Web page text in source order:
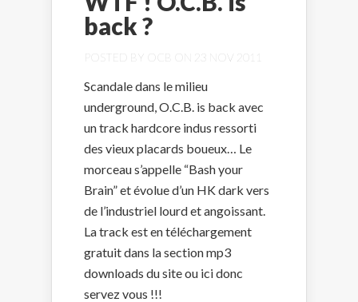
back ?
POSTED BY OCB ON 23 NOV 2011
Scandale dans le milieu
underground, O.C.B. is back avec
un track hardcore indus ressorti
des vieux placards boueux… Le
morceau s’appelle “Bash your
Brain” et évolue d’un HK dark vers
de l’industriel lourd et angoissant.
La track est en téléchargement
gratuit dans la section mp3
downloads du site ou ici donc
servez vous !!!